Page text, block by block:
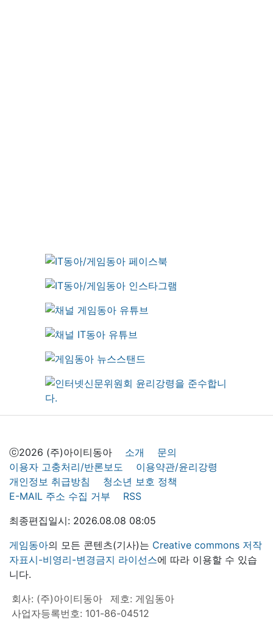
ⓒ2026 (주)아이티동아 소개
문의
이용자 고충처리/반론보도
이용약관/윤리강령
개인정보 취급방침
청소년 보호 정책
E-MAIL 주소 수집 거부
RSS
최종편집일시: 2026.08.08 08:05
게임동아의 모든 콘텐츠(기사)는 Creative commons 저작
자표시-비영리-변경금지 라이선스에 따라 이용할 수 있습
니다.
회사: (주)아이티동아
제호: 게임동아
사업자등록번호: 101-86-04512